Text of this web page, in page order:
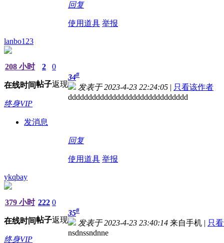
回复
使用道具 举报
lanbo123
208 小时
在线时间
2
帖子
0
返现
终身VIP
发消息
34#
发表于 2023-4-23 22:24:05 | 只看该作者
dddddddddddddddddddddddddddddd
回复
使用道具 举报
ykqbay
379 小时
在线时间
222
帖子
0
返现
终身VIP
35#
发表于 2023-4-23 23:40:14 来自手机 | 只
nsdnssndnne